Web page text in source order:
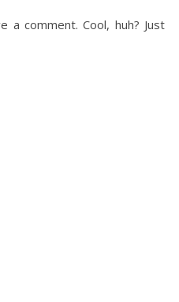
a comment. Cool, huh? Just